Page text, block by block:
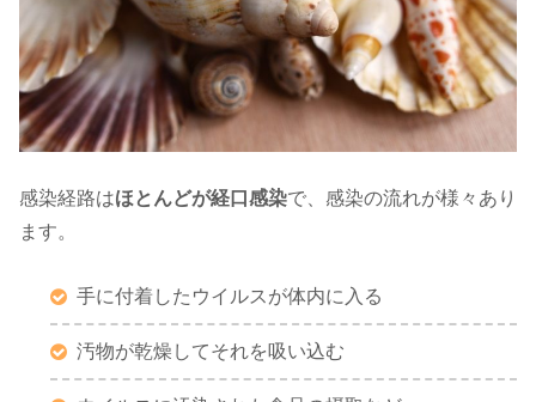
感染経路はほとんどが経口感染で、感染の流れが様々あり
ます。
手に付着したウイルスが体内に入る
汚物が乾燥してそれを吸い込む